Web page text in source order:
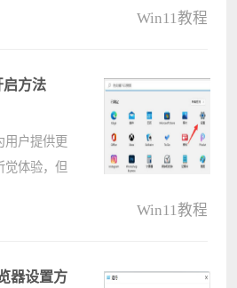
下介绍几
Win11教程
启方法
户提供更
觉体验，但
空间音效，
Win11教程
器设置方